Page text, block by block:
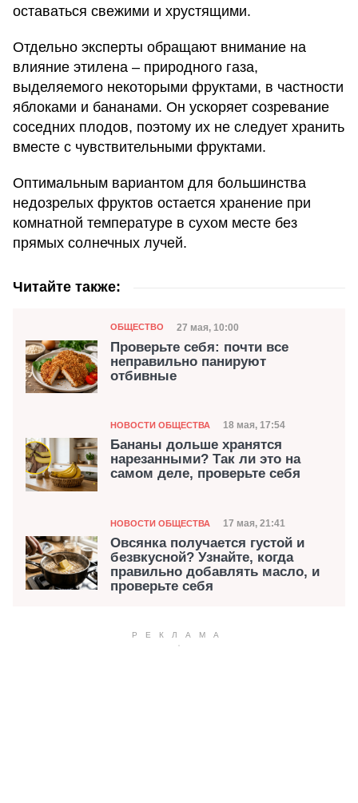
оставаться свежими и хрустящими.
Отдельно эксперты обращают внимание на
влияние этилена – природного газа,
выделяемого некоторыми фруктами, в частности
яблоками и бананами. Он ускоряет созревание
соседних плодов, поэтому их не следует хранить
вместе с чувствительными фруктами.
Оптимальным вариантом для большинства
недозрелых фруктов остается хранение при
комнатной температуре в сухом месте без
прямых солнечных лучей.
Читайте также:
Категория
ОБЩЕСТВО Дата публикации
27 мая, 10:00
Проверьте себя: почти все
неправильно панируют
отбивные
Категория
НОВОСТИ ОБЩЕСТВА Дата публикации
18 мая, 17:54
Бананы дольше хранятся
нарезанными? Так ли это на
самом деле, проверьте себя
Категория
НОВОСТИ ОБЩЕСТВА Дата публикации
17 мая, 21:41
Овсянка получается густой и
безвкусной? Узнайте, когда
правильно добавлять масло, и
проверьте себя